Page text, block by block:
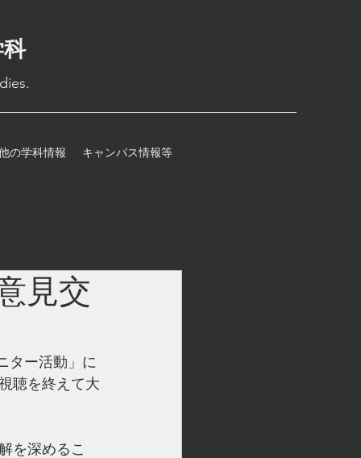
の学科情報 キャンパス情報等
見交
ター活動」に
聴を終えて大
を深めるこ